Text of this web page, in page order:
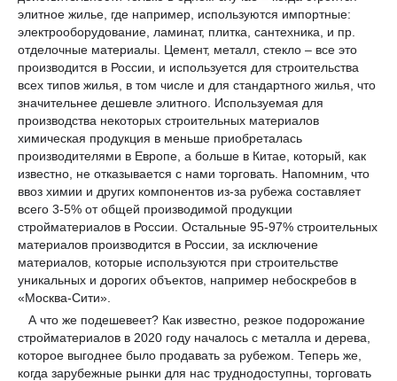
элитное жилье, где например, используются импортные:
электрооборудование, ламинат, плитка, сантехника, и пр.
отделочные материалы. Цемент, металл, стекло – все это
производится в России, и используется для строительства
всех типов жилья, в том числе и для стандартного жилья, что
значительнее дешевле элитного. Используемая для
производства некоторых строительных материалов
химическая продукция в меньше приобреталась
производителями в Европе, а больше в Китае, который, как
известно, не отказывается с нами торговать. Напомним, что
ввоз химии и других компонентов из-за рубежа составляет
всего 3-5% от общей производимой продукции
стройматериалов в России. Остальные 95-97% строительных
материалов производится в России, за исключение
материалов, которые используются при строительстве
уникальных и дорогих объектов, например небоскребов в
«Москва-Сити».
А что же подешевеет? Как известно, резкое подорожание
стройматериалов в 2020 году началось с металла и дерева,
которое выгоднее было продавать за рубежом. Теперь же,
когда зарубежные рынки для нас труднодоступны, торговать